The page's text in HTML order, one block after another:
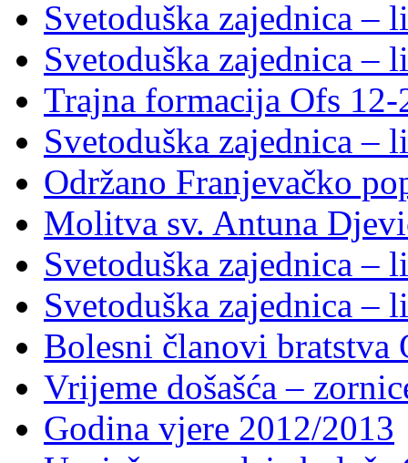
Svetoduška zajednica –
Svetoduška zajednica –
Trajna formacija Ofs 12-
Svetoduška zajednica –
Održano Franjevačko
Molitva sv. Antuna
Svetoduška zajednica –
Svetoduška zajednica –
Bolesni članovi bratstva
Vrijeme došašća –
Godina vjere 2012/2013